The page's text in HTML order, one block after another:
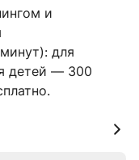
и
для
детей — 300